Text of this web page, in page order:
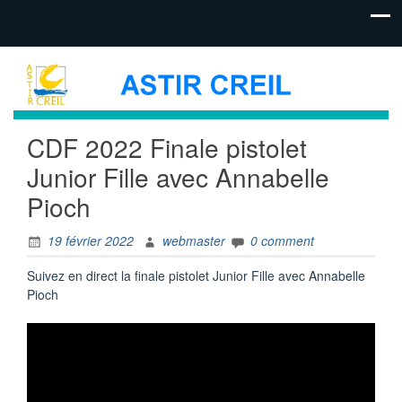
CDF 2022 Finale pistolet
Junior Fille avec Annabelle
Pioch
19 février 2022 webmaster
0 comment
Suivez en direct la finale pistolet Junior Fille avec Annabelle
Pioch